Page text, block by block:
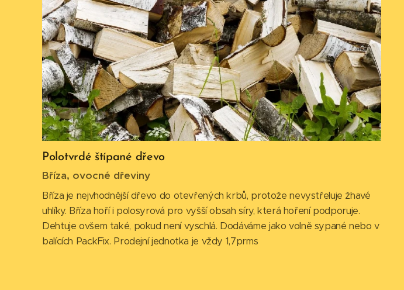
Polotvrdé štípané dřevo
Bříza, ovocné dřeviny
Bříza je nejvhodnější dřevo do otevřených krbů, protože nevystřeluje žhavé
uhlíky. Bříza hoří i polosyrová pro vyšší obsah síry, která hoření podporuje.
Dehtuje ovšem také, pokud není vyschlá. Dodáváme jako volně sypané nebo v
balících PackFix. Prodejní jednotka je vždy 1,7prms